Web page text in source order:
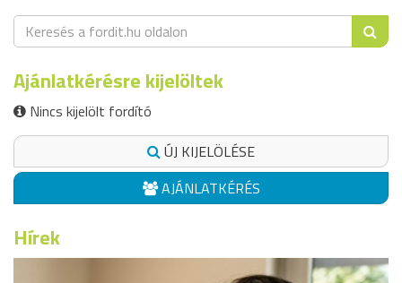
Ajánlatkérésre kijelöltek
Nincs kijelölt fordító
ÚJ KIJELÖLÉSE
AJÁNLATKÉRÉS
Hírek